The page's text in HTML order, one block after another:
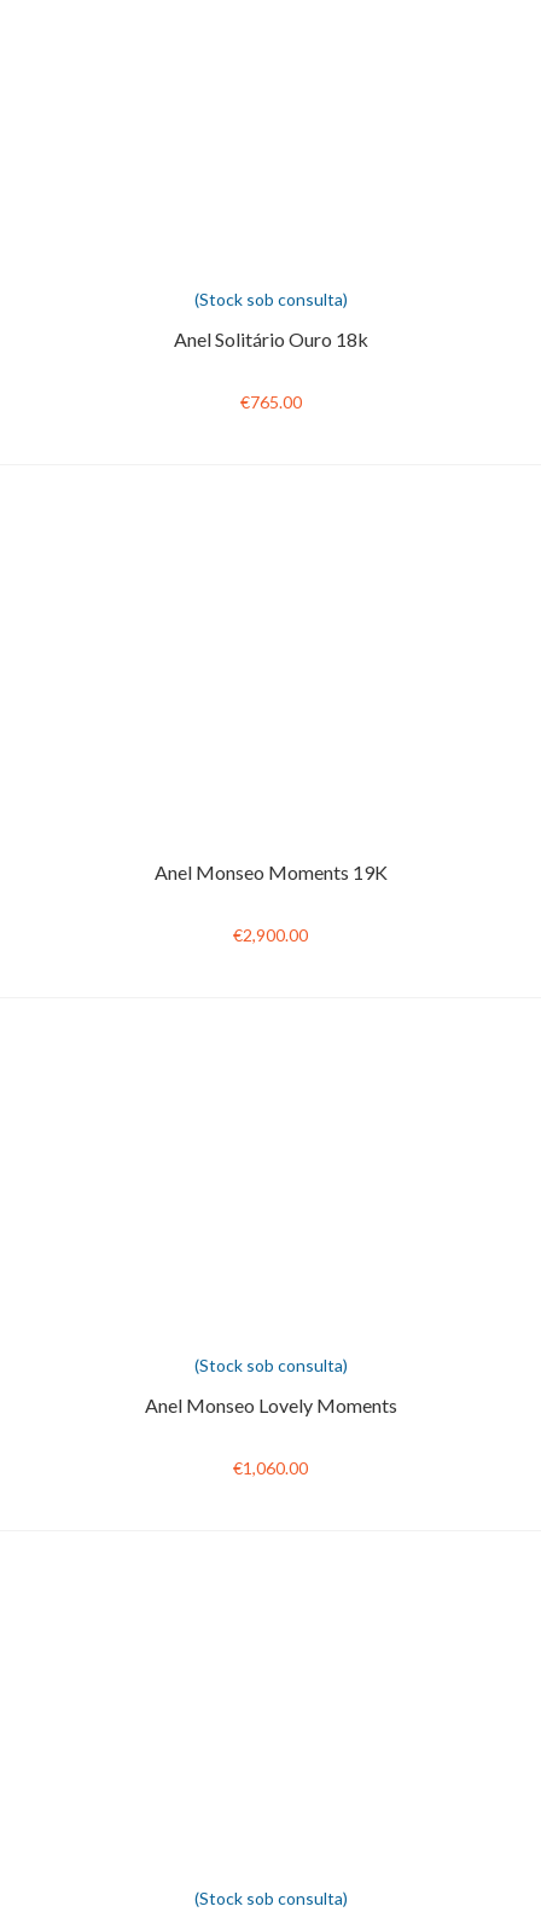
(Stock sob consulta)
Anel Solitário Ouro 18k
€765.00
Anel Monseo Moments 19K
€2,900.00
(Stock sob consulta)
Anel Monseo Lovely Moments
€1,060.00
(Stock sob consulta)